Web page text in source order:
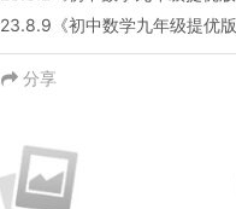
23.8.9《初中数学九年级提优
分享